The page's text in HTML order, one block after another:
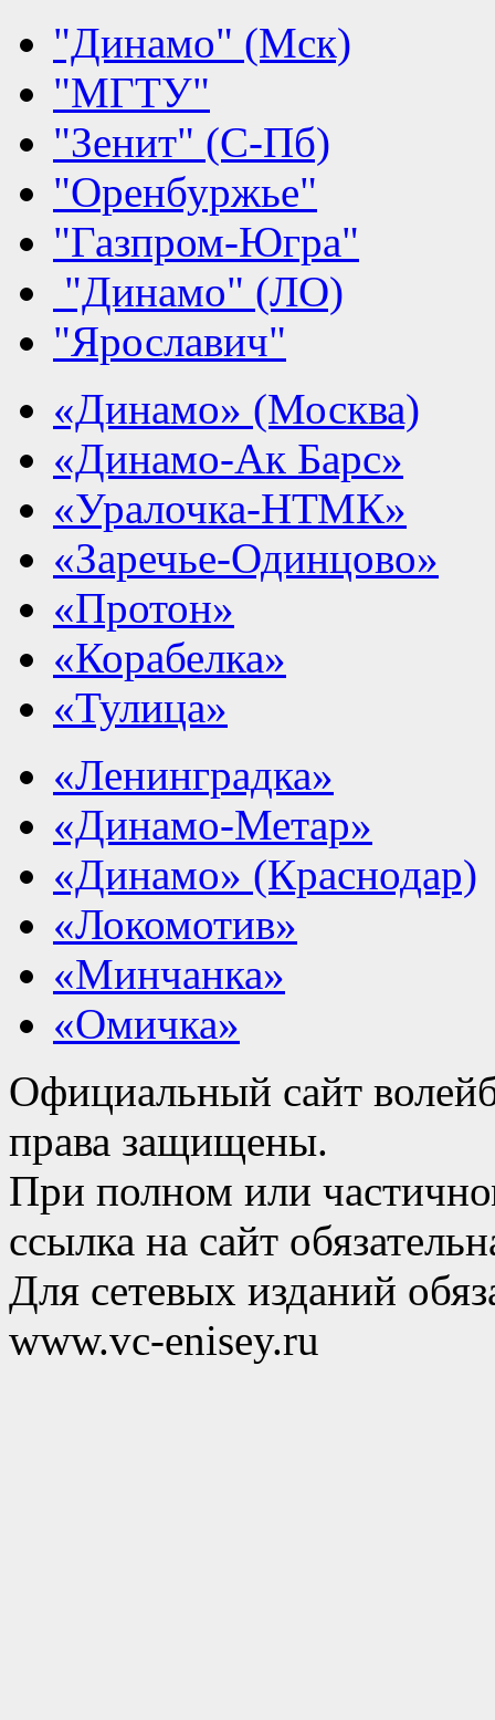
"Динамо" (Мск)
"МГТУ"
"Зенит" (С-Пб)
"Оренбуржье"
"Газпром-Югра"
"Динамо" (ЛО)
"Ярославич"
«Динамо» (Москва)
«Динамо-Ак Барс»
«Уралочка-НТМК»
«Заречье-Одинцово»
«Протон»
«Корабелка»
«Тулица»
«Ленинградка»
«Динамо-Метар»
«Динамо» (Краснодар)
«Локомотив»
«Минчанка»
«Омичка»
Официальный сайт
права защищены.
При полном или
ссылка на сайт
Для сетевых изданий
www.vc-enisey.ru